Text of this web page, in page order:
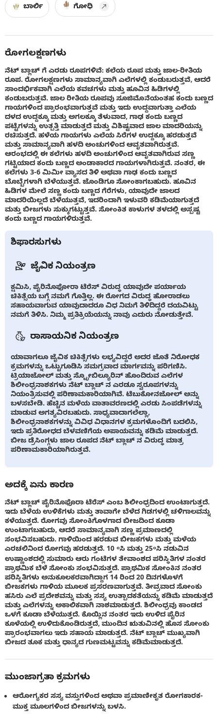
ಬಾರ್ಲಿ ಗೋಧಿ
ರೋಗಲಕ್ಷಣಗಳು
ನೆಟ್ ಬ್ಲಾಚ್ ಗೆ ಎರಡು ರೂಪಗಳಿವೆ: ಕಲೆಯ ರೂಪ ಮತ್ತು ಜಾಲ-ರೀತಿಯ
ರೂಪ. ರೋಗಲಕ್ಷಣಗಳು ಸಾಮಾನ್ಯವಾಗಿ ಎಲೆಗಳಲ್ಲಿ ಕಂಡುಬರುತ್ತವೆ, ಆದರೆ
ಸಾಂದರ್ಭಿಕವಾಗಿ ಎಲೆಯ ಕವಚಗಳು ಮತ್ತು ಹೂವಿನ ಹಿಡಿಗಳಲ್ಲಿ
ಕಂಡುಬರುತ್ತವೆ. ಜಾಲ ರೀತಿಯ ರೂಪವು ಸೂಜಿಮೊನೆಯಂತಹ ಕಂದು ಬಣ್ಣದ
ಗಾಯಗಳಿಂದ ಪ್ರಾರಂಭವಾಗುತ್ತವೆ ಮತ್ತು ಇದು ಉದ್ದವಾಗುತ್ತಾ ಎಲೆಯ
ದಳದ ಉದ್ದಕ್ಕೂ ಮತ್ತು ಅಗಲಕ್ಕೂ ತೆಳುವಾದ, ಗಾಢ ಕಂದು ಬಣ್ಣದ
ಪಟ್ಟೆಗಳನ್ನು ಉತ್ಪತ್ತಿ ಮಾಡುತ್ತದೆ ಮತ್ತು ವಿಶಿಷ್ಟವಾದ ಜಾಲ ಮಾದರಿಯನ್ನು
ರಚಿಸುತ್ತದೆ. ಹಳೆಯ ಗಾಯಗಳು ಎಲೆಯ ಸಿರೆಗಳ ಉದ್ದಕ್ಕೂ ಹರಡುತ್ತವೆ
ಮತ್ತು ಸಾಮಾನ್ಯವಾಗಿ ಹಳದಿ ಅಂಚುಗಳಿಂದ ಆವೃತವಾಗಿರುತ್ತವೆ.
ಆರಂಭದಲ್ಲಿ ಈ ಕಲೆಗಳು ಹಳದಿ ಅಂಚುಗಳಿಂದ ಆವೃತವಾಗಿರುವ ಸಣ್ಣ
ಗಟ್ಟಿಯಾದ ಕಂದು ಬಣ್ಣದ ಅಂಡಾಕಾರದ ಗಾಯಗಳಾಗಿರುತ್ತವೆ. ನಂತರ, ಈ
ಕಲೆಗಳು 3-6 ಮಿಮೀ ವ್ಯಾಸದ ತಿಳಿ ಅಥವಾ ಗಾಢ ಕಂದು ಬಣ್ಣದ
ಬೊಬ್ಬೆಗಳಾಗಿ ಬೆಳೆಯುತ್ತವೆ. ಜೊಂಡಿಗೂ ಸೋಂಕಾಗಬಹುದು. ಹೂವಿನ
ಹಿಡಿಗಳ ಮೇಲೆ ಸಣ್ಣ ಕಂದು ಬಣ್ಣದ ಗೆರೆಗಳು, ಯಾವುದೇ ಜಾಲದ
ಮಾದರಿಯಿಲ್ಲದೆ ಬೆಳೆಯುತ್ತವೆ, ಇದರಿಂದಾಗಿ ಇಳುವರಿ ಕಡಿಮೆಯಾಗುತ್ತದೆ
ಮತ್ತು ಬೀಜಗಳು ಸುಕ್ಕುಗಟ್ಟುತ್ತವೆ. ಸೋಂಕಿತ ಕಾಳುಗಳ ತಳದಲ್ಲಿ ಅಸ್ಪಷ್ಟ
ಕಂದು ಬಣ್ಣದ ಗಾಯಗಳಿರುತ್ತವೆ.
ಶಿಫಾರಸುಗಳು
ಜೈವಿಕ ನಿಯಂತ್ರಣ
ಕ್ಷಮಿಸಿ, ಪೈರಿನೊಫೋರಾ ಟೆರೆಸ್ ವಿರುದ್ಧ ಯಾವುದೇ ಪರ್ಯಾಯ
ಚಿಕಿತ್ಸೆಯ ಬಗ್ಗೆ ನಮಗೆ ಗೊತ್ತಿಲ್ಲ. ಈ ರೋಗದ ವಿರುದ್ಧ ಹೋರಾಡಲು
ಸಹಾಯವಾಗುವ ಯಾವುದಾದರೂ ವಿಧ ನಿಮಗೆ ತಿಳಿದಿದ್ದರೆ ದಯವಿಟ್ಟು
ನಮಗೆ ತಿಳಿಸಿ. ನಿಮ್ಮ ಪ್ರತಿಕ್ರಿಯೆಯನ್ನು ನಾವು ಎದುರು ನೋಡುತ್ತೇವೆ.
ರಾಸಾಯನಿಕ ನಿಯಂತ್ರಣ
ಯಾವಾಗಲೂ ಜೈವಿಕ ಚಿಕಿತ್ಸೆಗಳು ಲಭ್ಯವಿದ್ದರೆ ಅದರ ಜೊತೆ ನಿರೋಧಕ
ಕ್ರಮಗಳನ್ನು ಒಟ್ಟುಗೂಡಿಸಿ ಸಮಗ್ರವಾದ ಮಾರ್ಗವನ್ನು ಪರಿಗಣಿಸಿ.
ಟ್ರಿಯಾಜೋಲ್ ಮತ್ತು ಸ್ಟ್ರೋಬಿಲ್ಯೂರಿನ್ ಹೊಂದಿರುವ ಎಲೆಗಳ
ಶಿಲೀಂಧ್ರನಾಶಕಗಳು ನೆಟ್ ಬ್ಲಾಚ್ ನ ಎರಡೂ ಸ್ವರೂಪಗಳನ್ನು
ನಿಯಂತ್ರಿಸುವಲ್ಲಿ ಪರಿಣಾಮಕಾರಿಯಾಗಿವೆ. ಟೆಬುಕೋನಜೋಲ್ ಅನ್ನು
ಬಳಸಬೇಡಿ. ಹೆಚ್ಚಿನ ಮಳೆಯ ವಾತಾವರಣದಲ್ಲಿ ಎರಡು ಸಿಂಪಡೆಗಳನ್ನು
ಮಾಡುವ ಅಗತ್ಯವಿರಬಹುದು. ಸಾಧ್ಯವಾದಾಗಲೆಲ್ಲಾ,
ಶಿಲೀಂಧ್ರನಾಶಕಗಳನ್ನು ವಿವಿಧ ವಿಧಾನಗಳ ಕ್ರಮಗಳೊಂದಿಗೆ ಬದಲಿಸಿ,
ಇದು ಪ್ರತಿರೋಧದ ಬೆಳವಣಿಗೆಯ ಅಪಾಯವನ್ನು ಕಡಿಮೆ ಮಾಡುತ್ತದೆ.
ಬೀಜ ಡ್ರೆಸಿಂಗ್ಗಳು ಜಾಲ ರೂಪದ ನೆಟ್ ಬ್ಲಾಚ್ ನ ವಿರುದ್ಧ ಮಾತ್ರ
ಪರಿಣಾಮಕಾರಿಯಾಗಿರುತ್ತವೆ.
ಅದಕ್ಕೆ ಏನು ಕಾರಣ
ನೆಟ್ ಬ್ಲಾಚ್ ಪೈರಿನೊಫೊರಾ ಟೆರೆಸ್ ಎಂಬ ಶಿಲೀಂಧ್ರದಿಂದ ಉಂಟಾಗುತ್ತದೆ.
ಇದು ಬೆಳೆಯ ಉಳಿಕೆಗಳು ಮತ್ತು ತಾವಾಗೇ ಬೆಳೆದ ಗಿಡಗಳಲ್ಲಿ ಚಳಿಗಾಲವನ್ನು
ಕಳೆಯುತ್ತದೆ. ರೋಗವು ಸೋಂಕಿಗೊಳಗಾದ ಬೀಜದಿಂದ ಕೂಡಾ
ಉಂಟಾಗಬಹುದು, ಆದರೆ ಸಾಮಾನ್ಯವಾಗಿ ಸಣ್ಣ ಪ್ರಮಾಣದಲ್ಲಿ
ಸಂಭವಿಸಬಹುದು. ಗಾಳಿಯಿಂದ ಹರಡುವ ಬೀಜಕಗಳು ಮತ್ತು ಮಳೆಯ
ಎರಚಲಿನಿಂದ ರೋಗವು ಹರಡುತ್ತದೆ. 10 ºಸಿ ಮತ್ತು 25ºಸಿ ನಡುವಿನ
ಉಷ್ಣಾಂಶದಲ್ಲಿ ಸುಮಾರು ಆರು ಗಂಟೆಗಳ ತೇವಾಂಶದ ಪರಿಸ್ಥಿತಿಗಳ ನಂತರ
ಪ್ರಾಥಮಿಕ ಬೆಳೆ ಸೋಂಕು ಸಂಭವಿಸುತ್ತದೆ. ಪ್ರಾಥಮಿಕ ಸೋಂಕಿನ ನಂತರ
ಪರಿಸ್ಥಿತಿಗಳು ಅನುಕೂಲಕರವಾಗಿದ್ದಾಗ 14 ರಿಂದ 20 ದಿನಗಳೊಳಗೆ
ಬೀಜಕಗಳು ಗಾಳಿಯ ಮೂಲಕ ಪ್ರಸರಣವಾಗುತ್ತವೆ. ತೀವ್ರವಾದ ಸೋಂಕು
ಹಸಿರು ಎಲೆ ಪ್ರದೇಶವನ್ನು ಮತ್ತು ಸಸ್ಯ ಉತ್ಪಾದಕತೆಯನ್ನು ಕಡಿಮೆ ಮಾಡುತ್ತದೆ
ಮತ್ತು ಎಲೆಗಳನ್ನು ಅಕಾಲಿಕವಾಗಿ ನಾಶಮಾಡುತ್ತದೆ. ಶಿಲೀಂಧ್ರವು ಕಾಂಡದ
ಒಳಗೆ ಕೂಡಾ ಬೆಳೆಯುತ್ತದೆ. ಕೊಯ್ಲಿನ ನಂತರ ಇದು ಉಳಿದ ಪೈರಿನ
ಕೂಳೆಯಲ್ಲಿ ಉಳಿದುಕೊಂಡಿರುತ್ತದೆ, ಮುಂದಿನ ಋತುವಿನಲ್ಲಿ ಹೊಸ ಸೋಂಕು
ಪ್ರಾರಂಭವಾಗಲು ಇದು ಸಹಾಯ ಮಾಡುತ್ತದೆ. ನೆಟ್ ಬ್ಲಾಚ್ ಮುಖ್ಯವಾಗಿ
ಬೀಜದ ತೂಕ ಮತ್ತು ಧಾನ್ಯದ ಗುಣಮಟ್ಟವನ್ನು ಕಡಿಮೆಮಾಡುತ್ತದೆ.
ಮುಂಜಾಗ್ರತಾ ಕ್ರಮಗಳು
ಆರೋಗ್ಯಕರ ಸಸ್ಯ ವಸ್ತುಗಳಿಂದ ಅಥವಾ ಪ್ರಮಾಣೀಕೃತ ರೋಗಕಾರಕ-
ಮುಕ್ತ ಮೂಲಗಳಿಂದ ಬೀಜಗಳನ್ನು ಬಳಸಿ.